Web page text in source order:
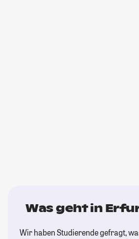
Was geht in
Wir haben Studierende gefragt,